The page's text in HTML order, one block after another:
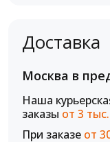
Доставка
Москва в
Наша
заказы от 3
При заказе от